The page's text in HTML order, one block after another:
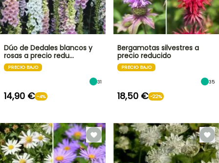
Dúo de Dedales blancos y
rosas a precio redu…
PRECIO BAJO
31
14,90 € -4%
Bergamotas silvestres a
precio reducido
PRECIO BAJO
35
18,50 € -22%